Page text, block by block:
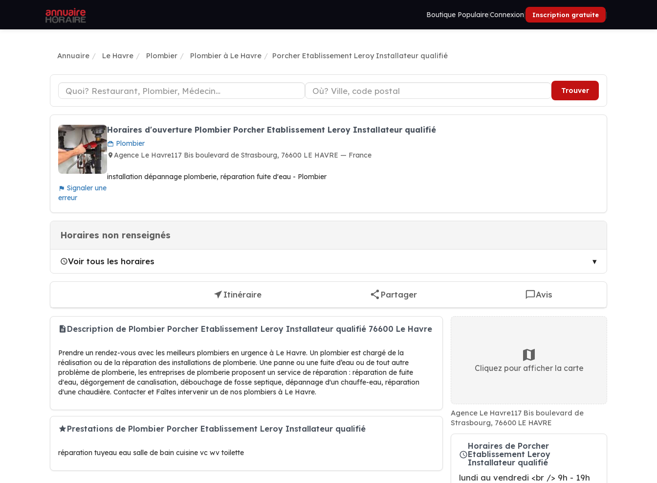
Boutique Populaire|Connexion| Inscription gratuite |
Annuaire Le Havre Plombier Plombier à Le Havre Porcher Etablissement Leroy Installateur qualifié
Trouver
Signaler une
erreur
Horaires d'ouverture Plombier Porcher Etablissement Leroy Installateur qualifié
Plombier
Agence Le Havre117 Bis boulevard de Strasbourg, 76600 LE HAVRE — France
installation dépannage plomberie, réparation fuite d'eau - Plombier
Horaires non renseignés
Voir tous les horaires
Itinéraire Partager Avis
Description de Plombier Porcher Etablissement Leroy Installateur qualifié 76600 Le Havre
Prendre un rendez-vous avec les meilleurs plombiers en urgence à Le Havre. Un plombier est chargé de la
réalisation ou de la réparation des installations de plomberie. Une panne ou une fuite d’eau ou de tout autre
problème de plomberie, les entreprises de plomberie proposent un service de réparation : réparation de fuite
d'eau, dégorgement de canalisation, débouchage de fosse septique, dépannage d'un chauffe-eau, réparation
d'une chaudière. Contacter et Faîtes intervenir un de nos plombiers à Le Havre.
Prestations de Plombier Porcher Etablissement Leroy Installateur qualifié
réparation tuyeau eau salle de bain cuisine vc wv toilette
Cliquez pour afficher la carte
Agence Le Havre117 Bis boulevard de
Strasbourg, 76600 LE HAVRE
Horaires de Porcher
Etablissement Leroy
Installateur qualifié
lundi au vendredi <br /> 9h - 19h